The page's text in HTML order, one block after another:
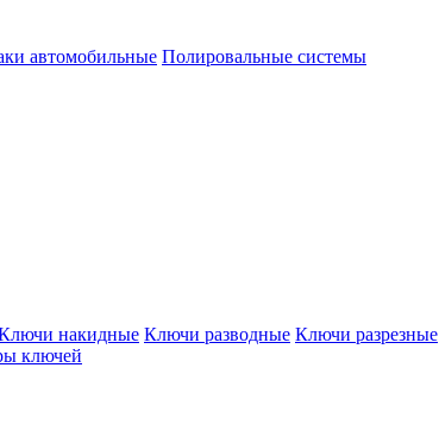
автомобильные Полировальные системы
накидные Ключи разводные Ключи разрезные
ключей